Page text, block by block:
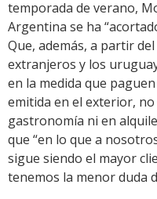
temporada de verano,
Argentina se ha
Que, además, a partir
extranjeros y los
en la medida que
emitida en el exterior,
gastronomía ni en
que “en lo que a
sigue siendo el mayor
tenemos la menor duda